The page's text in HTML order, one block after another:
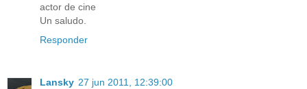
actor de cine
Un saludo.
Responder
Lansky 27 jun 2011, 12:39:00